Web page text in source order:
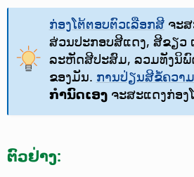
ກ່ອງໂຕ້ຕອບຕົວເລືອກສີຈະສ
ສ່ວນປະກອບສີແດງ, ສີຂຽວ
ລະຫັດສີປະສົມ, ລວມທັງນິ
ຂອງມັນ. ການປ່ຽນສີຂໍ້ຄວາມ
ກຳນົດເອງຈະສະແດງກ່ອງ
ຕົວຢ່າງ: